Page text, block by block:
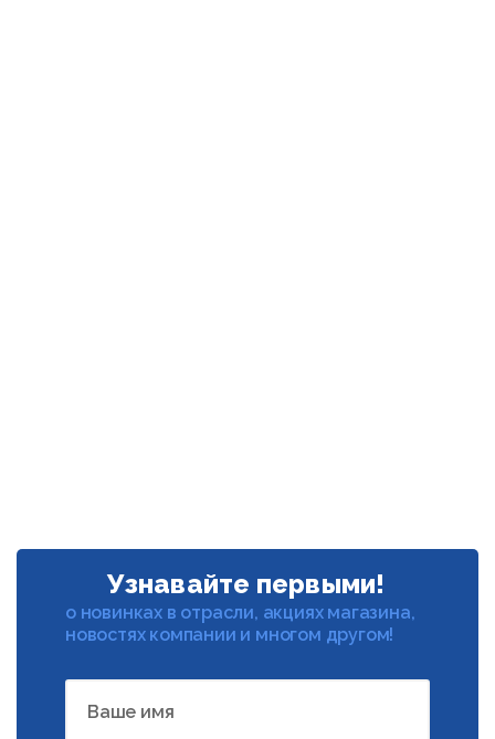
Узнавайте первыми!
о новинках в отрасли, акциях магазина,
новостях компании и многом другом!
Ваше имя